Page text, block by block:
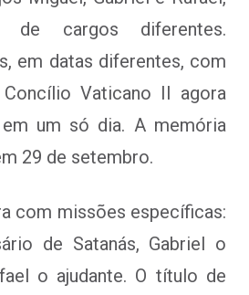
de cargos diferentes.
em datas diferentes, com
Vaticano II agora
um só dia. A memória
29 de setembro.
com missões específicas:
de Satanás, Gabriel o
o ajudante. O título de